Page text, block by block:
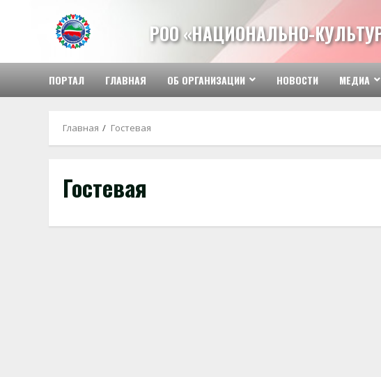
содержимому
РОО «НАЦИОНАЛЬНО-
ПОРТАЛ ГЛАВНАЯ ОБ ОРГАНИЗАЦИИ НОВОСТИ МЕДИА
Главная Гостевая
Гостевая